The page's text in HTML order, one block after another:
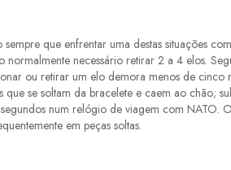
que enfrentar uma destas situações
necessário retirar 2 a 4 elos.
ou retirar um elo demora menos de
se soltam da bracelete e caem ao chão;
num relógio de viagem com NATO.
em peças soltas.